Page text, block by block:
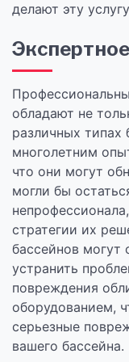
делают эту
обладают не
различных типах
многолетним
что они могут
могли бы
стратегии их
бассейнов могут
устранить
повреждения
оборудованием,
серьезные
вашего бассейна.